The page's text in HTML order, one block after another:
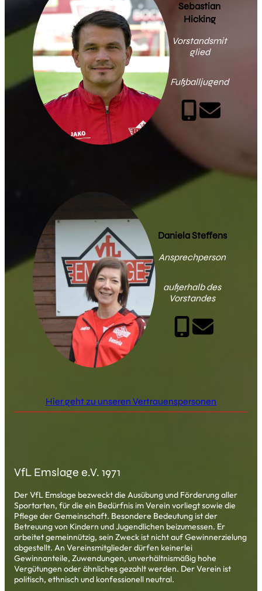
Sebastian
Hicking
Vorstandsmit
glied
Fußballjugend
Daniela Steffens
Ansprechperson
außerhalb des
Vorstandes
Hier geht zu unseren Vertrauenspersonen
VfL Emslage e.V. 1971
Der VfL Emslage bezweckt die Ausübung und Förderung aller
Sportarten, für die ein Bedürfnis im Verein vorliegt sowie die
Pflege der Gemeinschaft. Besondere Bedeutung ist der
Betreuung von Kindern und Jugendlichen beizumessen. Er
arbeitet gemeinnützig, sein Zweck ist nicht auf Gewinnerzielung
abgestellt. An Vereinsmitglieder dürfen keinerlei
Gewinnanteile, Zuwendungen, unverhältnismäßig hohe
Vergütungen oder ähnliches gezahlt werden. Der Verein ist
politisch, ethnisch und konfessionell neutral.